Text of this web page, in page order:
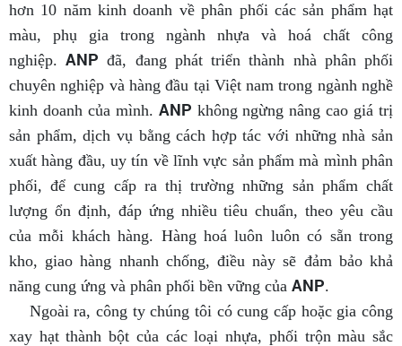
hơn 10 năm kinh doanh về phân phối các sản phẩm hạt
màu, phụ gia trong ngành nhựa và hoá chất công
nghiệp.ANP đã, đang phát triển thành nhà phân phối
chuyên nghiệp và hàng đầu tại Việt nam trong ngành nghề
kinh doanh của mình. ANP không ngừng nâng cao giá trị
sản phẩm, dịch vụ bằng cách hợp tác với những nhà sản
xuất hàng đầu, uy tín về lĩnh vực sản phẩm mà mình phân
phối, để cung cấp ra thị trường những sản phẩm chất
lượng ổn định, đáp ứng nhiều tiêu chuẩn, theo yêu cầu
của mỗi khách hàng. Hàng hoá luôn luôn có sẵn trong
kho, giao hàng nhanh chống, điều này sẽ đảm bảo khả
năng cung ứng và phân phối bền vững của ANP.
Ngoài ra, công ty chúng tôi có cung cấp hoặc gia công
xay hạt thành bột của các loại nhựa, phối trộn màu sắc